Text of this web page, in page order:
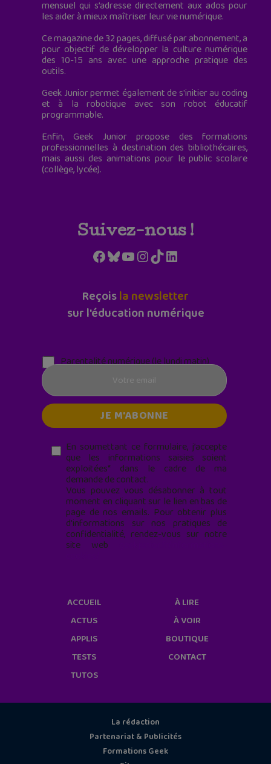
mensuel qui s’adresse directement aux ados pour
les aider à mieux maîtriser leur vie numérique.
Ce magazine de 32 pages, diffusé par abonnement, a
pour objectif de développer la culture numérique
des 10-15 ans avec une approche pratique des
outils.
Geek Junior permet également de s'initier au coding
et à la robotique avec son robot éducatif
programmable.
Enfin, Geek Junior propose des formations
professionnelles à destination des bibliothécaires,
mais aussi des animations pour le public scolaire
(collège, lycée).
Suivez-nous !
Facebook
Bluesky
YouTube
Instagram
TikTokLinkedIn
Reçoisla newsletter
sur l'éducation numérique
Parentalité numérique (le lundi matin)
En soumettant ce formulaire, j’accepte
que les informations saisies soient
exploitées* dans le cadre de ma
demande de contact.
Vous pouvez vous désabonner à tout
moment en cliquant sur le lien en bas de
page de nos emails. Pour obtenir plus
d'informations sur nos pratiques de
confidentialité, rendez-vous sur notre
site web
ACCUEIL
ACTUS
APPLIS
TESTS
TUTOS
À LIRE
À VOIR
BOUTIQUE
CONTACT
La rédaction
Partenariat & Publicités
Formations Geek